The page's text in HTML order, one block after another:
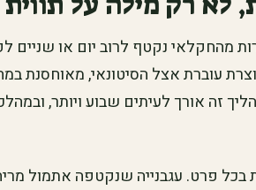
מהחקלאי נקטף לרוב יום או שניים
עוברת אצל הסיטונאי, מאוחסנת
זה אורך לעיתים שבוע ויותר,
פרט. עגבנייה שנקטפה אתמול